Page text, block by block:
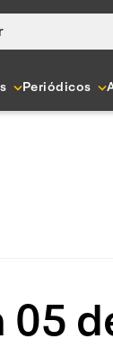
Periódicos